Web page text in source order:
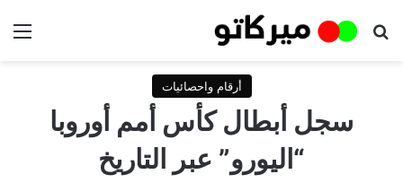
بحث عن
أرقام واحصائيات
سجل أبطال كأس أمم أوروبا
“اليورو” عبر التاريخ